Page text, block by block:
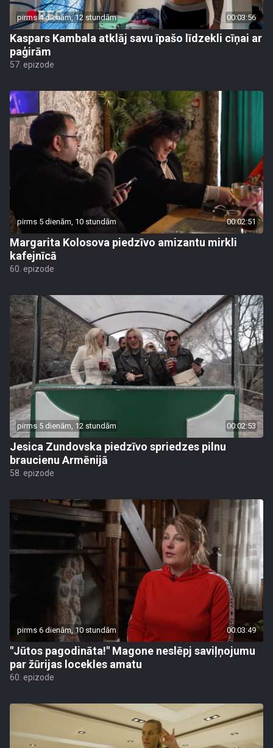
pirms 4 dienām, 12 stundām 00:03:56
Kaspars Kambala atklāj savu īpašo līdzekli cīņai ar
paģirām
57. epizode
pirms 5 dienām, 10 stundām 00:02:51
Margarita Kolosova piedzīvo amizantu mirkli
kafejnīcā
60. epizode
pirms 5 dienām, 12 stundām 00:02:53
Jesica Zundovska piedzīvo spriedzes pilnu
braucienu Armēnijā
58. epizode
pirms 6 dienām, 10 stundām 00:03:49
"Jūtos pagodināta!" Magone neslēpj saviļņojumu
par žūrijas locekles amatu
60. epizode